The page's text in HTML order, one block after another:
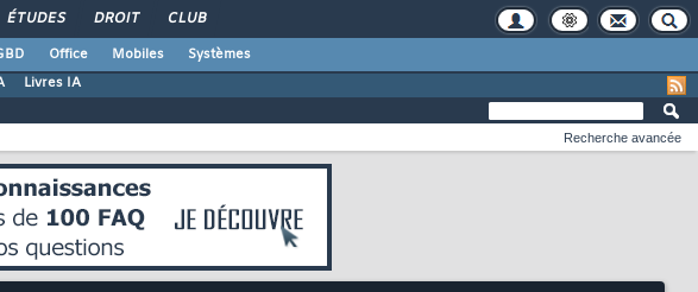
ÉTUDES DROIT CLUB
Office Mobiles
Systèmes
Livres IA
Recherche avancée